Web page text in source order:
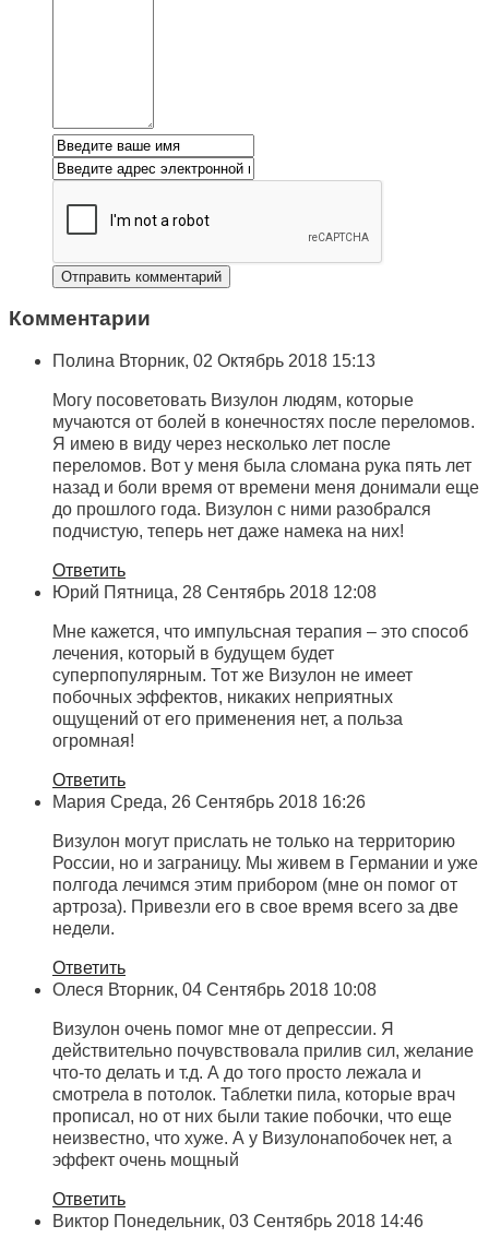
Комментарии
Полина Вторник, 02 Октябрь 2018 15:13
Могу посоветовать Визулон людям, которые
мучаются от болей в конечностях после переломов.
Я имею в виду через несколько лет после
переломов. Вот у меня была сломана рука пять лет
назад и боли время от времени меня донимали еще
до прошлого года. Визулон с ними разобрался
подчистую, теперь нет даже намека на них!
Ответить
Юрий Пятница, 28 Сентябрь 2018 12:08
Мне кажется, что импульсная терапия – это способ
лечения, который в будущем будет
суперпопулярным. Тот же Визулон не имеет
побочных эффектов, никаких неприятных
ощущений от его применения нет, а польза
огромная!
Ответить
Мария Среда, 26 Сентябрь 2018 16:26
Визулон могут прислать не только на территорию
России, но и заграницу. Мы живем в Германии и уже
полгода лечимся этим прибором (мне он помог от
артроза). Привезли его в свое время всего за две
недели.
Ответить
Олеся Вторник, 04 Сентябрь 2018 10:08
Визулон очень помог мне от депрессии. Я
действительно почувствовала прилив сил, желание
что-то делать и т.д. А до того просто лежала и
смотрела в потолок. Таблетки пила, которые врач
прописал, но от них были такие побочки, что еще
неизвестно, что хуже. А у Визулонапобочек нет, а
эффект очень мощный
Ответить
Виктор Понедельник, 03 Сентябрь 2018 14:46